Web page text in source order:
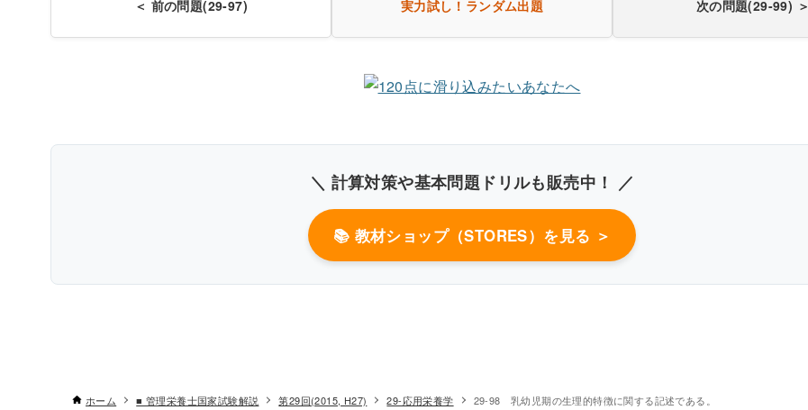
＜ 前の問題(29-97) 実力試し！ ランダム出題 次の問題(29-99) ＞
＼ 計算対策や基本問題ドリルも販売中！ ／
📚 教材ショップ（STORES）を見る ＞
ホーム ■ 管理栄養士国家試験解説 第29回(2015, H27) 29-応用栄養学 29-98 乳幼児期の生理的特徴に関する記述である。